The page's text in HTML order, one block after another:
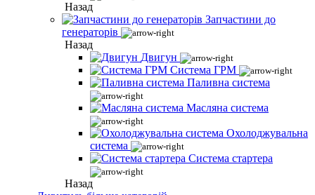
Назад
Запчастини до
генераторів
Назад
Двигун
Система ГРМ
Паливна система
Масляна система
Охолоджувальна
система
Система стартера
Назад